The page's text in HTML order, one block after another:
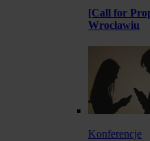
[Call for
Wrocławiu
Konferencje